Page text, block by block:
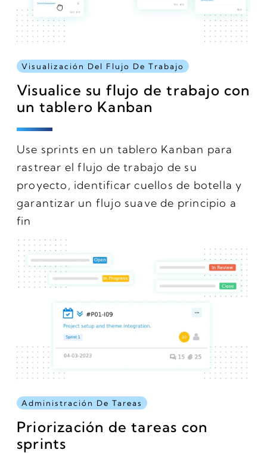
Visualización Del Flujo De Trabajo
Visualice su flujo de trabajo con
un tablero Kanban
Use sprints en un tablero Kanban para
rastrear el flujo de trabajo de su
proyecto, identificar cuellos de botella y
garantizar un flujo suave de principio a
fin
Administración De Tareas
Priorización de tareas con
sprints